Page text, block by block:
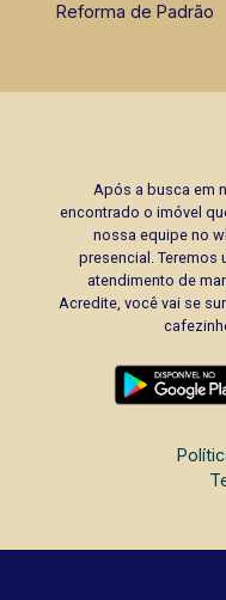
Reforma de Padrão
Após a busca em
encontrado o imóvel
nossa equipe no
presencial. Teremos
atendimento de
Acredite, você vai se